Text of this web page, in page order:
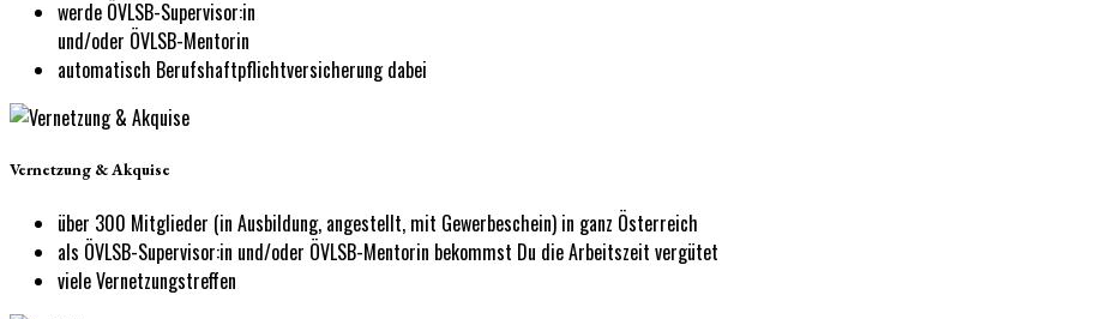
werde ÖVLSB-Supervisor:in
und/oder ÖVLSB-Mentorin
automatisch Berufshaftpflichtversicherung dabei
Vernetzung & Akquise
über 300 Mitglieder (in Ausbildung, angestellt, mit Gewerbeschein) in ganz Österreich
als ÖVLSB-Supervisor:in und/oder ÖVLSB-Mentorin bekommst Du die Arbeitszeit vergütet
viele Vernetzungstreffen